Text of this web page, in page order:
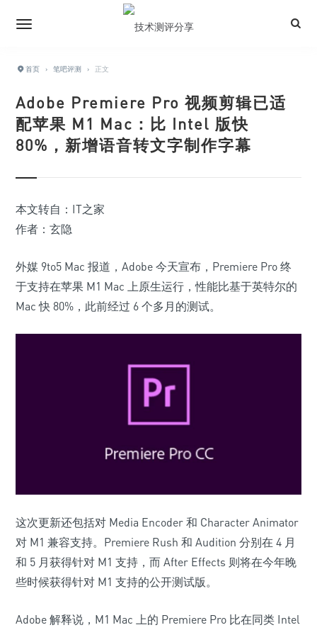
首页 › 笔吧评测 › 正文
Adobe Premiere Pro 视频剪辑已适
配苹果 M1 Mac：比 Intel 版快
80%，新增语音转文字制作字幕
本文转自：IT之家
作者：玄隐
外媒 9to5 Mac 报道，Adobe 今天宣布，Premiere Pro 终
于支持在苹果 M1 Mac 上原生运行，性能比基于英特尔的
Mac 快 80%，此前经过 6 个多月的测试。
这次更新还包括对 Media Encoder 和 Character Animator
对 M1 兼容支持。Premiere Rush 和 Audition 分别在 4 月
和 5 月获得针对 M1 支持，而 After Effects 则将在今年晚
些时候获得针对 M1 支持的公开测试版。
Adobe 解释说，M1 Mac 上的 Premiere Pro 比在同类 Intel